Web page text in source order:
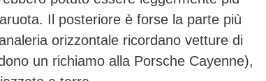
Il posteriore è forse la parte più
orizzontale ricordano vetture di
un richiamo alla Porsche Cayenne),